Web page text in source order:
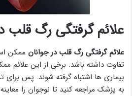
علائم گرفتگی رگ قلب
علائم گرفتگی رگ قلب در جوانان ممکن
تفاوت داشته باشد. برخی از این علائم
بیماری ها اشتباه گرفته شوند. پس
به پزشک مراجعه کنید تا نوجوان را